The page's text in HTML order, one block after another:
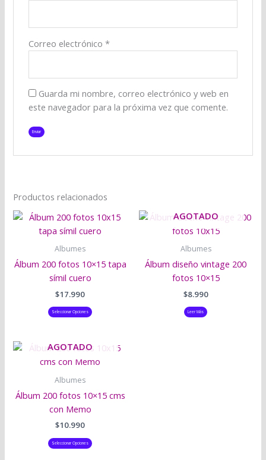
Correo electrónico *
Guarda mi nombre, correo electrónico y web en
este navegador para la próxima vez que comente.
Productos relacionados
Albumes
Álbum 200 fotos 10×15 tapa
símil cuero
$17.990
Seleccionar Opciones
Este
producto
variantes.
se
en
la
de
AGOTADO
Albumes
Álbum diseño vintage 200
fotos 10×15
$8.990
Leer Más
AGOTADO
Albumes
Álbum 200 fotos 10×15 cms
con Memo
$10.990
Seleccionar Opciones
Este
producto
variantes.
se